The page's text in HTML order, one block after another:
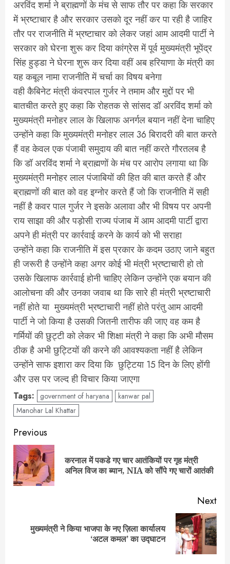
अरविंद शर्मा ने ब्राह्मणों के मंच से साफ तौर पर कहा कि सरकार
में भ्रष्टाचार है और सरकार उसको दूर नहीं कर पा रही है जाहिर
तौर पर राजनीति में भ्रष्टाचार को लेकर जहां आम आदमी पार्टी ने
सरकार को घेरना शुरू कर दिया कांग्रेस में पूर्व मुख्यमंत्री भूपेंद्र
सिंह हुड्डा ने घेरना शुरू कर दिया वहीं अब हरियाणा के मंत्री का
यह कबूल नामा राजनीति में चर्चा का विषय बनेगा
वही कैबिनेट मंत्री कंवरपाल गुर्जर ने तमाम और मुद्दों पर भी
बातचीत करते हुए कहा कि रोहतक से सांसद डॉ अरविंद शर्मा को
मुख्यमंत्री मनोहर लाल के खिलाफ अनर्गल बयान नहीं देना चाहिए
उन्होंने कहा कि मुख्यमंत्री मनोहर लाल 36 बिरादरी की बात करते
हैं वह केवल एक पंजाबी समुदाय की बात नहीं करते गौरतलब है
कि डॉ अरविंद शर्मा ने ब्राह्मणों के मंच पर आरोप लगाया था कि
मुख्यमंत्री मनोहर लाल पंजाबियों की हित की बात करते हैं और
ब्राह्मणों की बात को वह इग्नोर करते हैं जो कि राजनीति में सही
नहीं है कवर पाल गुर्जर ने इसके अलावा और भी विषय पर अपनी
राय साझा की और पड़ोसी राज्य पंजाब में आम आदमी पार्टी द्वारा
अपने ही मंत्री पर कार्रवाई करने के कार्य को भी सराहा
उन्होंने कहा कि राजनीति में इस प्रकार के कदम उठाए जाने बहुत
ही जरूरी है उन्होंने कहा अगर कोई भी मंत्री भ्रष्टाचारी हो तो
उसके खिलाफ कार्रवाई होनी चाहिए लेकिन उन्होंने एक बयान की
आलोचना की और उनका जवाब था कि सारे ही मंत्री भ्रष्टाचारी
नहीं होते या मुख्यमंत्री भ्रष्टाचारी नहीं होते परंतु आम आदमी
पार्टी ने जो किया है उसकी जितनी तारीफ की जाए वह कम है
गर्मियों की छुट्टी को लेकर भी शिक्षा मंत्री ने कहा कि अभी मौसम
ठीक है अभी छुट्टियों की करने की आवश्यकता नहीं है लेकिन
उन्होंने साफ इशारा कर दिया कि छुट्टिया 15 दिन के लिए होंगी
और उस पर जल्द ही विचार किया जाएगा
Tags: government of haryana
kanwar pal
Manohar Lal Khattar
Post
navigation
Previous
करनाल में पकडे गए चार आतंकियों पर गृह मंत्री
अनिल विज का ब्यान, NIA को सौंपे गए चारों आतंकी
Next
Nextमुख्यमंत्री ने किया भाजपा के नए ज़िला कार्यालय
‘अटल कमल’ का उद्घाटन